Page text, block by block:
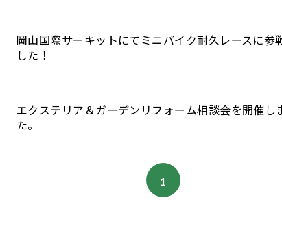
岡山国際サーキットにてミニバイク耐久レースに参
した！
エクステリア＆ガーデンリフォーム相談会を開催し
た。
1